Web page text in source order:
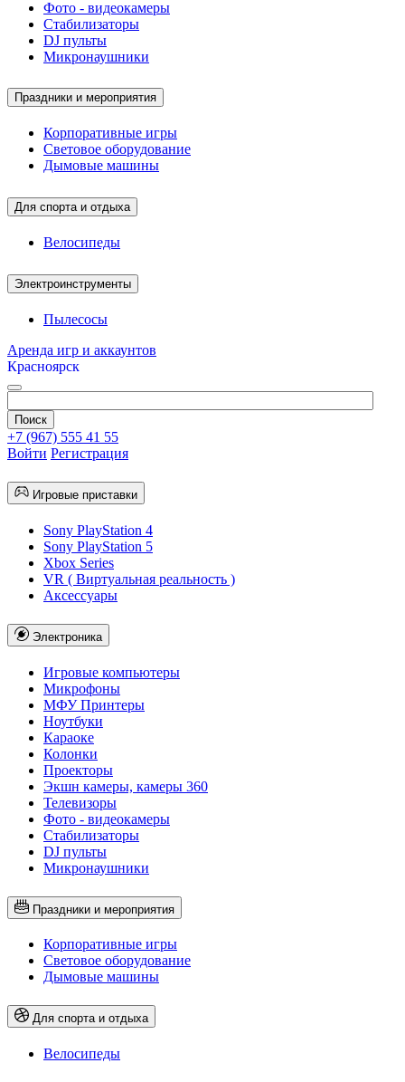
Фото - видеокамеры
Стабилизаторы
DJ пульты
Микронаушники
Праздники и мероприятия
Корпоративные игры
Световое оборудование
Дымовые машины
Для спорта и отдыха
Велосипеды
Электроинструменты
Пылесосы
Аренда игр и аккаунтов
Красноярск
+7 (967) 555 41 55
Войти Регистрация
Игровые приставки
Sony PlayStation 4
Sony PlayStation 5
Xbox Series
VR ( Виртуальная реальность )
Аксессуары
Электроника
Игровые компьютеры
Микрофоны
МФУ Принтеры
Ноутбуки
Караоке
Колонки
Проекторы
Экшн камеры, камеры 360
Телевизоры
Фото - видеокамеры
Стабилизаторы
DJ пульты
Микронаушники
Праздники и мероприятия
Корпоративные игры
Световое оборудование
Дымовые машины
Для спорта и отдыха
Велосипеды